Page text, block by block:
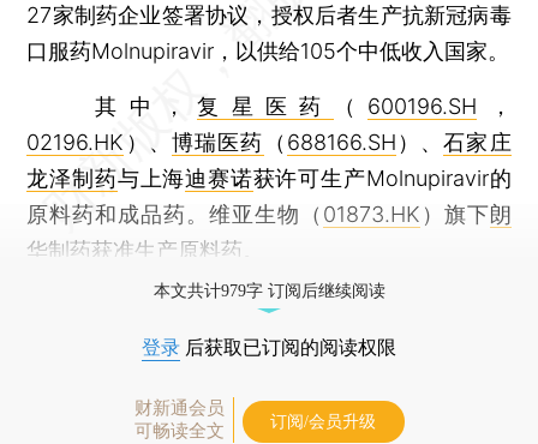
27家制药企业签署协议，授权后者生产抗新冠病毒
口服药Molnupiravir，以供给105个中低收入国家。
其中，复星医药 （ 600196.SH ，
02196.HK ）、 博瑞医药 （ 688166.SH ）、石家庄
龙泽制药与上海迪赛诺获许可生产Molnupiravir的
原料药和成品药。维亚生物（ 01873.HK ）旗下朗
华制药获准生产原料药。
本文共计979字 订阅后继续阅读
登录 后获取已订阅的阅读权限
财新通会员
可畅读全文
订阅/会员升级